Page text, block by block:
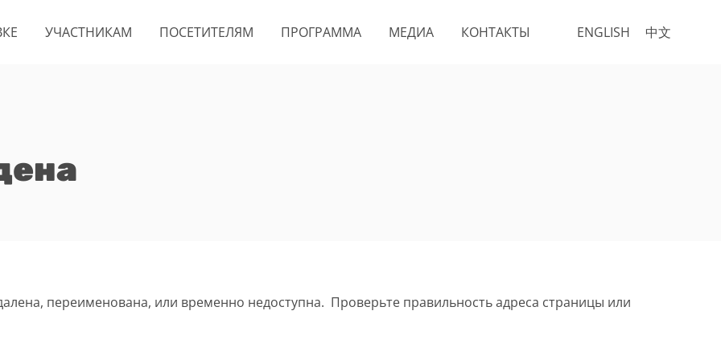
ENGLISH 中文
УЧАСТНИКАМ ПОСЕТИТЕЛЯМ ПРОГРАММА МЕДИА КОНТАКТЫ
переименована, или временно недоступна. Проверьте правильность адреса страницы или